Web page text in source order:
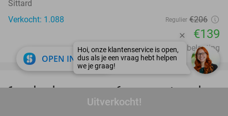
Uitverkocht!
Sittard
Verkocht: 1.088
Regulier €206
€139
Excl. ca. €5,75 p.p.p.n. toeristenbelasting
38%
favorite_border
1 uur bowlen voor max. 6 personen + snacks
OPEN IN APP close